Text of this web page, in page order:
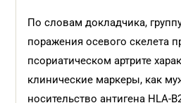
По словам докладчика,
поражения осевого скелета
псориатическом артрите
клинические маркеры, как
носительство антигена HLA-